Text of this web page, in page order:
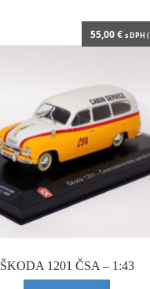
ŠKODA 1201 ČSA – 1:43
55,00€ s DPH (